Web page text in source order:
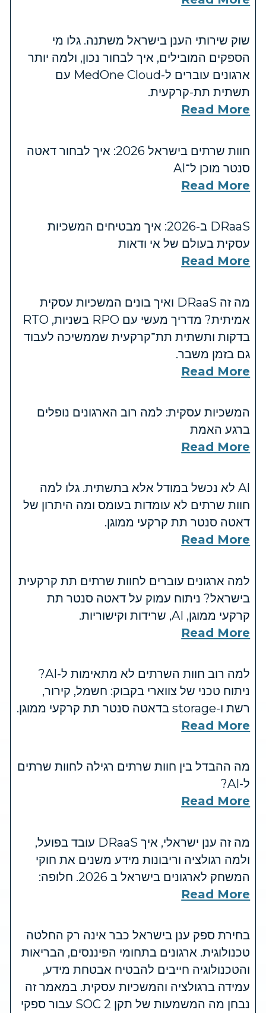
שוק שירותי הענן בישראל משתנה. גלו מי
הספקים המובילים, איך לבחור נכון, ולמה יותר
ארגונים עוברים ל-MedOne Cloud עם
תשתית תת-קרקעית.
Read More
חוות שרתים בישראל 2026: איך לבחור דאטה
סנטר מוכן ל־AI
Read More
DRaaS ב-2026: איך מבטיחים המשכיות
עסקית בעולם של אי ודאות
Read More
מה זה DRaaS ואיך בונים המשכיות עסקית
אמיתית? מדריך מעשי עם RPO בשניות, RTO
בדקות ותשתית תת־קרקעית שממשיכה לעבוד
גם בזמן משבר.
Read More
המשכיות עסקית: למה רוב הארגונים נופלים
ברגע האמת
Read More
AI לא נכשל במודל אלא בתשתית. גלו למה
חוות שרתים לא עומדות בעומס ומה היתרון של
דאטה סנטר תת קרקעי ממוגן.
Read More
למה ארגונים עוברים לחוות שרתים תת קרקעית
בישראל? ניתוח עמוק על דאטה סנטר תת
קרקעי ממוגן, AI, שרידות וקישוריות.
Read More
למה רוב חוות השרתים לא מתאימות ל-AI?
ניתוח טכני של צווארי בקבוק: חשמל, קירור,
רשת ו-storage בדאטה סנטר תת קרקעי ממוגן.
Read More
מה ההבדל בין חוות שרתים רגילה לחוות שרתים
ל-AI?
Read More
מה זה ענן ישראלי, איך DRaaS עובד בפועל,
ולמה רגולציה וריבונות מידע משנים את חוקי
המשחק לארגונים בישראל ב 2026. חלופה:
Read More
בחירת ספק ענן בישראל כבר אינה רק החלטה
טכנולוגית. ארגונים בתחומי הפיננסים, הבריאות
והטכנולוגיה חייבים להבטיח אבטחת מידע,
עמידה ברגולציה והמשכיות עסקית. במאמר זה
נבחן מה המשמעות של תקן SOC 2 עבור ספקי